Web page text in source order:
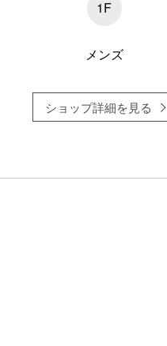
1F
メンズ
ショップ詳細を見る